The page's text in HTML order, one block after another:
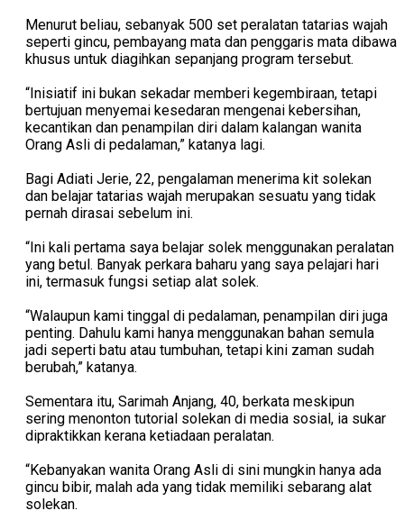
Menurut beliau, sebanyak 500 set peralatan tatarias wajah
seperti gincu, pembayang mata dan penggaris mata dibawa
khusus untuk diagihkan sepanjang program tersebut.
“Inisiatif ini bukan sekadar memberi kegembiraan, tetapi
bertujuan menyemai kesedaran mengenai kebersihan,
kecantikan dan penampilan diri dalam kalangan wanita
Orang Asli di pedalaman,” katanya lagi.
Bagi Adiati Jerie, 22, pengalaman menerima kit solekan
dan belajar tatarias wajah merupakan sesuatu yang tidak
pernah dirasai sebelum ini.
“Ini kali pertama saya belajar solek menggunakan peralatan
yang betul. Banyak perkara baharu yang saya pelajari hari
ini, termasuk fungsi setiap alat solek.
“Walaupun kami tinggal di pedalaman, penampilan diri juga
penting. Dahulu kami hanya menggunakan bahan semula
jadi seperti batu atau tumbuhan, tetapi kini zaman sudah
berubah,” katanya.
Sementara itu, Sarimah Anjang, 40, berkata meskipun
sering menonton tutorial solekan di media sosial, ia sukar
dipraktikkan kerana ketiadaan peralatan.
“Kebanyakan wanita Orang Asli di sini mungkin hanya ada
gincu bibir, malah ada yang tidak memiliki sebarang alat
solekan.